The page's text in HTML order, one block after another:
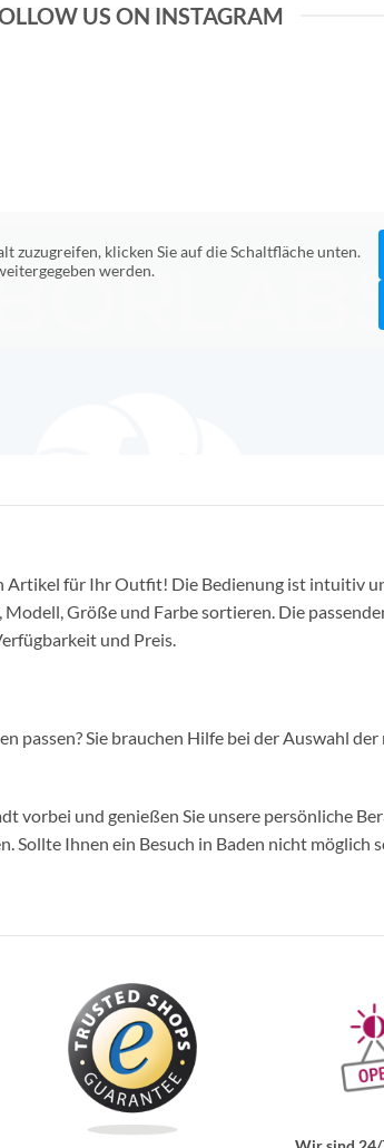
US ON INSTAGRAM
zuzugreifen, klicken Sie auf die Schaltfläche unten.
werden.
Artikel für Ihr Outfit! Die Bedienung ist intuitiv
Größe und Farbe sortieren. Die
und Preis.
passen? Sie brauchen Hilfe bei der Auswahl
vorbei und genießen Sie unsere persönliche
Sollte Ihnen ein Besuch in Baden nicht möglich